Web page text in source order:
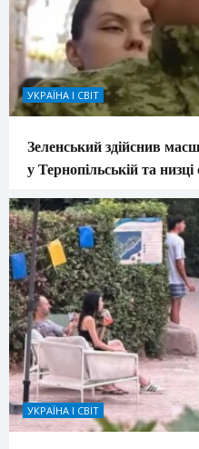
УКРАЇНА І СВІТ
Зеленський здійснив
у Тернопільській та
УКРАЇНА І СВІТ